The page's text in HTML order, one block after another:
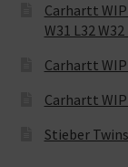
Carhartt
W31 L32
Carhartt WIP
Carhartt WIP
Stieber